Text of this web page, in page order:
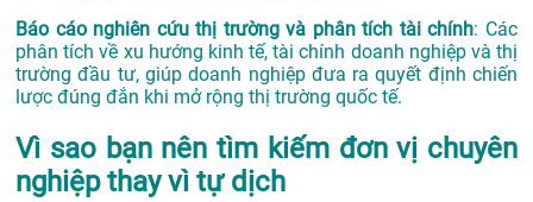
Báo cáo nghiên cứu thị trường và phân tích tài chính: Các
phân tích về xu hướng kinh tế, tài chính doanh nghiệp và thị
trường đầu tư, giúp doanh nghiệp đưa ra quyết định chiến
lược đúng đắn khi mở rộng thị trường quốc tế.
Vì sao bạn nên tìm kiếm đơn vị chuyên
nghiệp thay vì tự dịch